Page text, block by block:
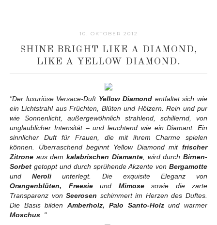
10. OKTOBER 2012
SHINE BRIGHT LIKE A DIAMOND,
LIKE A YELLOW DIAMOND.
"Der luxuriöse Versace-Duft Yellow Diamond entfaltet sich wie
ein Lichtstrahl aus Früchten, Blüten und Hölzern. Rein und pur
wie Sonnenlicht, außergewöhnlich strahlend, schillernd, von
unglaublicher Intensität – und leuchtend wie ein Diamant. Ein
sinnlicher Duft für Frauen, die mit ihrem Charme spielen
können. Überraschend beginnt Yellow Diamond mit frischer
Zitrone aus demkalabrischen Diamante, wird durchBirnen-
Sorbet getoppt und durch sprühende Akzente von Bergamotte
undNeroli unterlegt. Die exquisite Eleganz von
Orangenblüten, Freesieund Mimosesowie die zarte
Transparenz vonSeerosen schimmert im Herzen des Duftes.
Die Basis bildenAmberholz, Palo Santo-Holzund warmer
Moschus . "